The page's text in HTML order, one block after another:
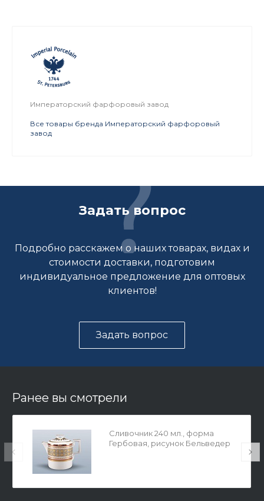
Императорский фарфоровый завод
Все товары бренда Императорский фарфоровый
завод
Задать вопрос
Подробно расскажем о наших товарах, видах и
стоимости доставки, подготовим
индивидуальное предложение для оптовых
клиентов!
Задать вопрос
Ранее вы смотрели
Сливочник 240 мл., форма
Гербовая, рисунок Бельведер